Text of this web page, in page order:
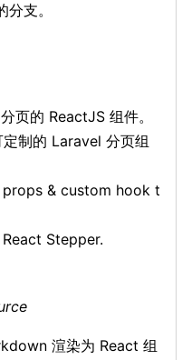
支。
页的 ReactJS 组件。
制的 Laravel 分页组
& custom hook t
Stepper.
渲染为 React 组